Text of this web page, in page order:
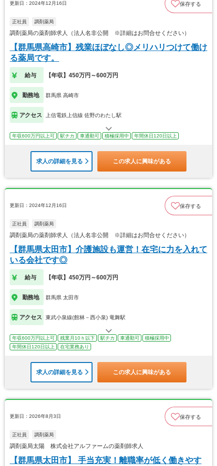
更新日：2024年12月16日 保存する
正社員 調剤薬局
調剤薬局の薬剤師求人（法人名非公開 ※詳細はお問合せください）
【群馬県高崎市】残業ほぼなし◎メリハリつけて働け
る薬局です。
給与 【年収】450万円～600万円
勤務地 群馬県 高崎市
アクセス 上信電鉄上信線 佐野のわたし駅
年収600万円以上可 駅チカ 車通勤可 積極採用中 年間休日120日以上
求人の詳細を見る この求人に興味がある
更新日：2024年12月16日 保存する
正社員 調剤薬局
調剤薬局の薬剤師求人（法人名非公開 ※詳細はお問合せください）
【群馬県太田市】介護施設も運営！在宅に力を入れて
いる会社です◎
給与 【年収】450万円～600万円
勤務地 群馬県 太田市
アクセス 東武小泉線(館林－西小泉) 竜舞駅
年収600万円以上可 残業月10ｈ以下 駅チカ 車通勤可
積極採用中
年間休日120日以上
在宅業務あり
求人の詳細を見る この求人に興味がある
更新日：2026年8月3日 保存する
正社員 調剤薬局
調剤薬局太陽 株式会社アルファームの薬剤師求人
【群馬県太田市】 手当充実！離職率が低く働きやす